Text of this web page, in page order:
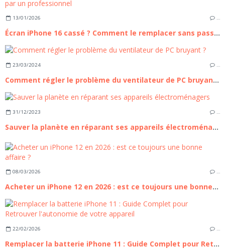
13/01/2026 …
Écran iPhone 16 cassé ? Comment le remplacer sans passer par un professionnel
23/03/2024 …
Comment régler le problème du ventilateur de PC bruyant ?
31/12/2023 …
Sauver la planète en réparant ses appareils électroménagers
08/03/2026 …
Acheter un iPhone 12 en 2026 : est ce toujours une bonne affaire ?
22/02/2026 …
Remplacer la batterie iPhone 11 : Guide Complet pour Retrouver l'autonomie de votre appareil